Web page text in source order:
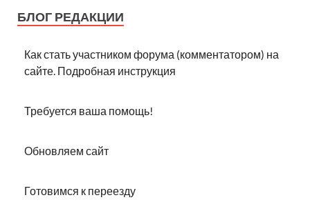
БЛОГ РЕДАКЦИИ
Как стать участником форума (комментатором) на
сайте. Подробная инструкция
Требуется ваша помощь!
Обновляем сайт
Готовимся к переезду